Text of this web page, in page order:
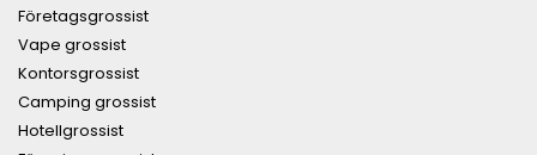
Företagsgrossist
Vape grossist
Kontorsgrossist
Camping grossist
Hotellgrossist